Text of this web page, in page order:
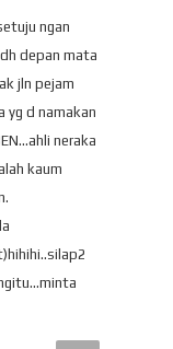
ngan
depan mata
jln pejam
yg d namakan
neraka
kaum